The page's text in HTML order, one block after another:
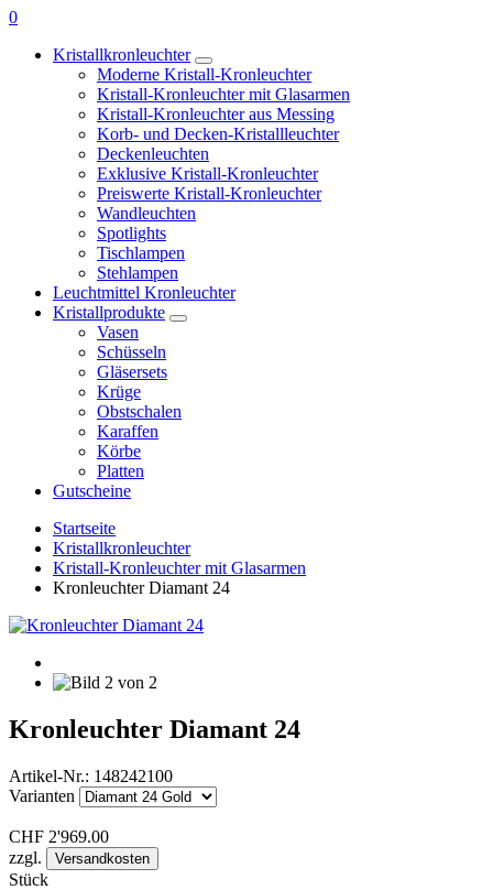
0
Kristallkronleuchter
Moderne Kristall-Kronleuchter
Kristall-Kronleuchter mit Glasarmen
Kristall-Kronleuchter aus Messing
Korb- und Decken-Kristallleuchter
Deckenleuchten
Exklusive Kristall-Kronleuchter
Preiswerte Kristall-Kronleuchter
Wandleuchten
Spotlights
Tischlampen
Stehlampen
Leuchtmittel Kronleuchter
Kristallprodukte
Vasen
Schüsseln
Gläsersets
Krüge
Obstschalen
Karaffen
Körbe
Platten
Gutscheine
Startseite
Kristallkronleuchter
Kristall-Kronleuchter mit Glasarmen
Kronleuchter Diamant 24
Kronleuchter Diamant 24
Artikel-Nr.: 148242100
Varianten
CHF 2'969.00
zzgl.
Versandkosten
Stück